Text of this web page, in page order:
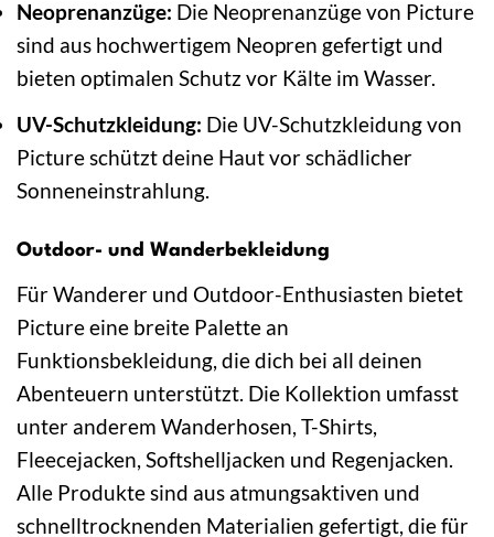
Neoprenanzüge: Die Neoprenanzüge von Picture
sind aus hochwertigem Neopren gefertigt und
bieten optimalen Schutz vor Kälte im Wasser.
UV-Schutzkleidung: Die UV-Schutzkleidung von
Picture schützt deine Haut vor schädlicher
Sonneneinstrahlung.
Outdoor- und Wanderbekleidung
Für Wanderer und Outdoor-Enthusiasten bietet
Picture eine breite Palette an
Funktionsbekleidung, die dich bei all deinen
Abenteuern unterstützt. Die Kollektion umfasst
unter anderem Wanderhosen, T-Shirts,
Fleecejacken, Softshelljacken und Regenjacken.
Alle Produkte sind aus atmungsaktiven und
schnelltrocknenden Materialien gefertigt, die für